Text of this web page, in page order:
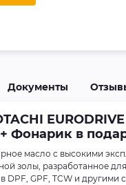
Документы
+ Фонарик в
масло с высокими
золы, разработанное
GPF, TCW и другими